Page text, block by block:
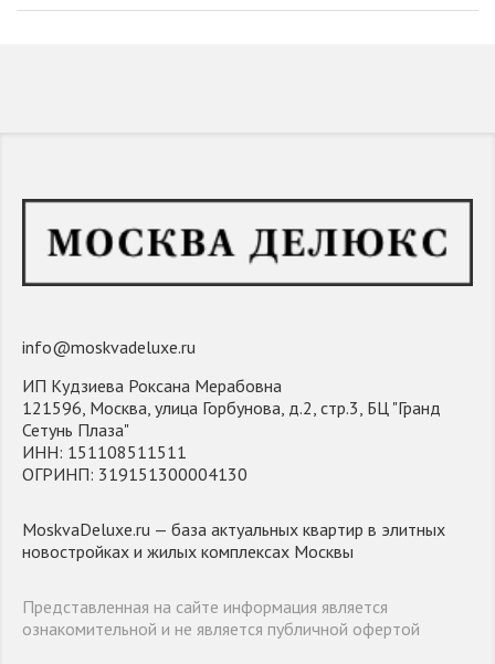
info@moskvadeluxe.ru
ИП Кудзиева Роксана Мерабовна
121596, Москва, улица Горбунова, д.2, стр.3, БЦ "Гранд
Сетунь Плаза"
ИНН: 151108511511
ОГРИНП: 319151300004130
MoskvaDeluxe.ru — база актуальных квартир в элитных
новостройках и жилых комплексах Москвы
Представленная на сайте информация является
ознакомительной и не является публичной офертой